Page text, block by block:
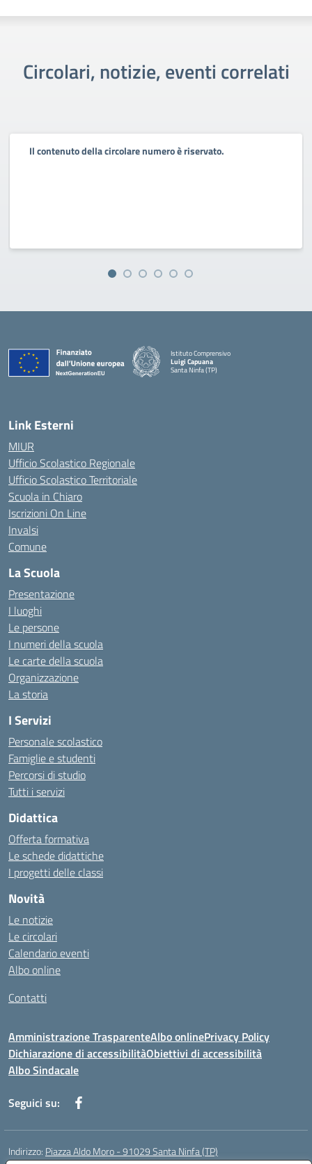
Circolari, notizie, eventi correlati
Il contenuto della circolare numero è riservato.
Istituto Comprensivo
Luigi Capuana
Santa Ninfa (TP)
Link Esterni
MIUR
Ufficio Scolastico Regionale
Ufficio Scolastico Territoriale
Scuola in Chiaro
Iscrizioni On Line
Invalsi
Comune
La Scuola
Presentazione
I luoghi
Le persone
I numeri della scuola
Le carte della scuola
Organizzazione
La storia
I Servizi
Personale scolastico
Famiglie e studenti
Percorsi di studio
Tutti i servizi
Didattica
Offerta formativa
Le schede didattiche
I progetti delle classi
Novità
Le notizie
Le circolari
Calendario eventi
Albo online
Contatti
Amministrazione TrasparenteAlbo onlinePrivacy Policy
Dichiarazione di accessibilitàObiettivi di accessibilità
Albo Sindacale
Seguici su:
Indirizzo: Piazza Aldo Moro - 91029 Santa Ninfa (TP)